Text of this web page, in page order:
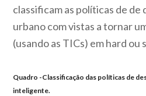
classificam as políticas de
urbano com vistas a tornar
(usando as TICs) em hard ou
Quadro -Classificação das políticas de
inteligente.